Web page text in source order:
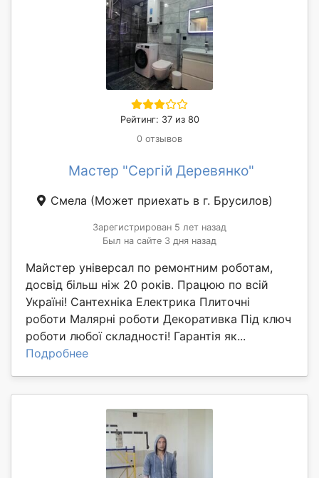
Рейтинг: 37 из 80
0 отзывов
Мастер "Сергій Деревянко"
Смела (Может приехать в г. Брусилов)
Зарегистрирован 5 лет назад
Был на сайте 3 дня назад
Майстер універсал по ремонтним роботам,
досвід більш ніж 20 років. Працюю по всій
Україні! Сантехніка Електрика Плиточні
роботи Малярні роботи Декоративка Під ключ
роботи любої складності! Гарантія як...
Подробнее